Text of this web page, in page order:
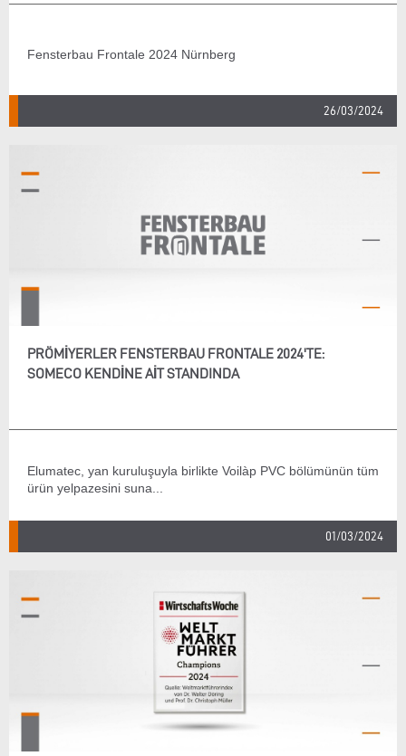
Fensterbau Frontale 2024 Nürnberg
26/03/2024
PRÖMIYERLER FENSTERBAU FRONTALE 2024'TE:
SOMECO KENDINE AIT STANDINDA
Elumatec, yan kuruluşuyla birlikte Voilàp PVC bölümünün tüm
ürün yelpazesini suna...
01/03/2024